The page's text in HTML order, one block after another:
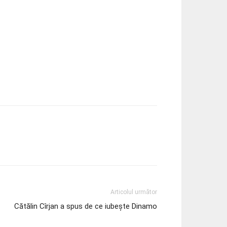
Articolul următor
Cătălin Cîrjan a spus de ce iubește Dinamo